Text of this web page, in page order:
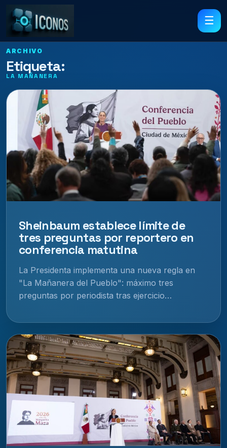
☰
ARCHIVO
Etiqueta:
LA MAÑANERA
Sheinbaum establece límite de
tres preguntas por reportero en
conferencia matutina
La Presidenta implementa una nueva regla en
"La Mañanera del Pueblo": máximo tres
preguntas por periodista tras ejercicio…